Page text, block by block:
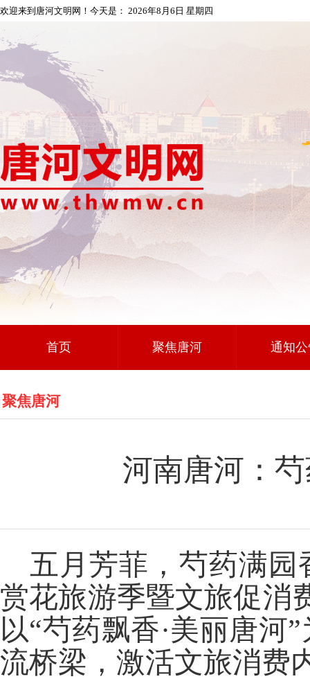
欢迎来到唐河文明网！今天是： 2026年8月6日 星期四
首页 聚焦唐河 通知
聚焦唐河
河南唐河：
五月芳菲，芍药满园
赏花旅游季暨文旅促消
以“芍药飘香·美丽唐河
流桥梁，激活文旅消费